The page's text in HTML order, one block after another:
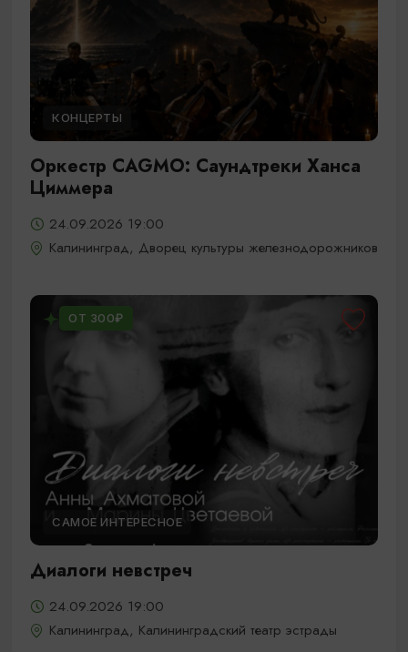
КОНЦЕРТЫ
Оркестр CAGMO: Саундтреки Ханса
Циммера
24.09.2026 19:00
Калининград, Дворец культуры железнодорожников
ОТ 300₽
САМОЕ ИНТЕРЕСНОЕ
Диалоги невстреч
24.09.2026 19:00
Калининград, Калининградский театр эстрады